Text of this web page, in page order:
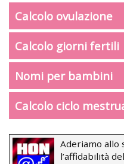
Calcolo ovulazione
Calcolo giorni fertili
Nomi per bambini
Calcolo ciclo
Aderiamo allo
l’affidabilità